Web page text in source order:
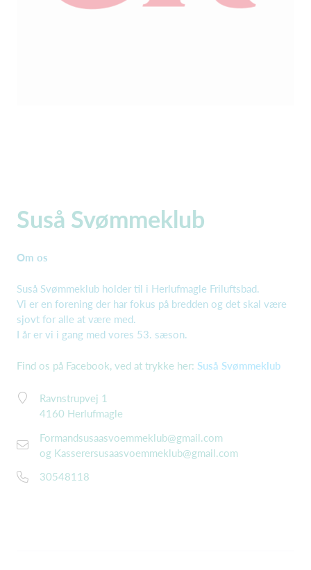
Suså Svømmeklub
Om os
Suså Svømmeklub holder til i Herlufmagle Friluftsbad.
Vi er en forening der har fokus på bredden og det skal være
sjovt for alle at være med.
I år er vi i gang med vores 53. sæson.
Find os på Facebook, ved at trykke her: Suså Svømmeklub
Ravnstrupvej 1
4160 Herlufmagle
Formandsusaasvoemmeklub@gmail.com
og Kasserersusaasvoemmeklub@gmail.com
30548118